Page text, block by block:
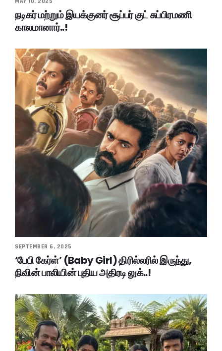
நடிகர் மற்றும் இயக்குனர் சூப்பர் குட் சுப்பிரமணி
காலமானார்..!
SEPTEMBER 6, 2025
‘பேபி கேர்ள்’ (Baby Girl) திரில்லரில் இருந்து,
நிவின் பாலியின் புதிய அதிரடி லுக்..!